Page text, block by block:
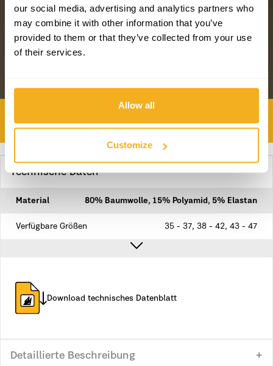
our social media, advertising and analytics partners who
may combine it with other information that you’ve
provided to them or that they’ve collected from your use
of their services.
Allow all
Customize
TOOLS FOR SAFETY BRAVERY
Technische Daten
Material 80% Baumwolle, 15% Polyamid, 5% Elastan
Verfügbare Größen 35 - 37, 38 - 42, 43 - 47
Download technisches Datenblatt
Detaillierte Beschreibung